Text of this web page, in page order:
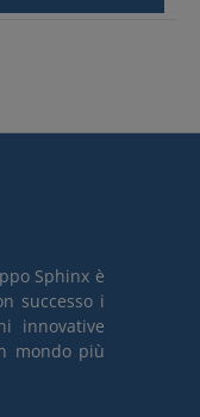
Sphinx è
successo i
innovative
mondo più